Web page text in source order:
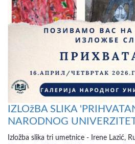
IZLOžBA SLIKA
NARODNOG
Izložba slika tri umetnice - Irene Lazić,